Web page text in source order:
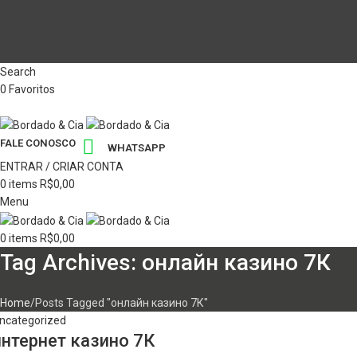
Search
0 Favoritos
FALE CONOSCO WHATSAPP
ENTRAR / CRIAR CONTA
0 items R$0,00
Menu
0 items R$0,00
Tag Archives: онлайн казино 7К
Home Posts Tagged "онлайн казино 7К"
казино 7К